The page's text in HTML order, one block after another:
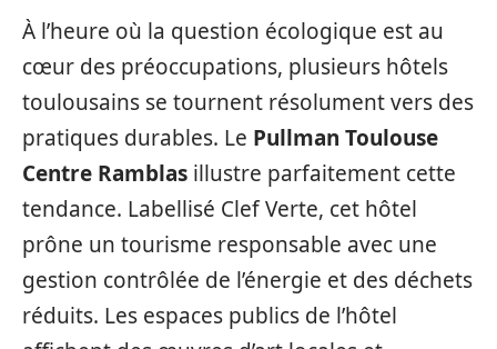
À l’heure où la question écologique est au
cœur des préoccupations, plusieurs hôtels
toulousains se tournent résolument vers des
pratiques durables. Le Pullman Toulouse
Centre Ramblas illustre parfaitement cette
tendance. Labellisé Clef Verte, cet hôtel
prône un tourisme responsable avec une
gestion contrôlée de l’énergie et des déchets
réduits. Les espaces publics de l’hôtel